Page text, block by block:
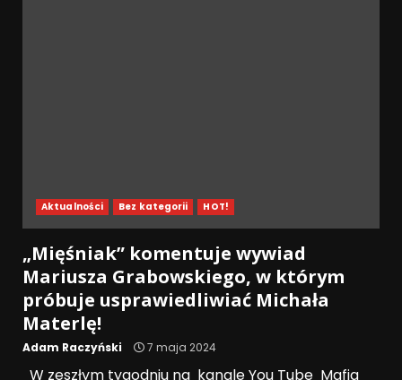
Aktualności Bez kategorii HOT!
„Mięśniak” komentuje wywiad
Mariusza Grabowskiego, w którym
próbuje usprawiedliwiać Michała
Materlę!
Adam Raczyński 7 maja 2024
W zeszłym tygodniu na kanale You Tube Mafia